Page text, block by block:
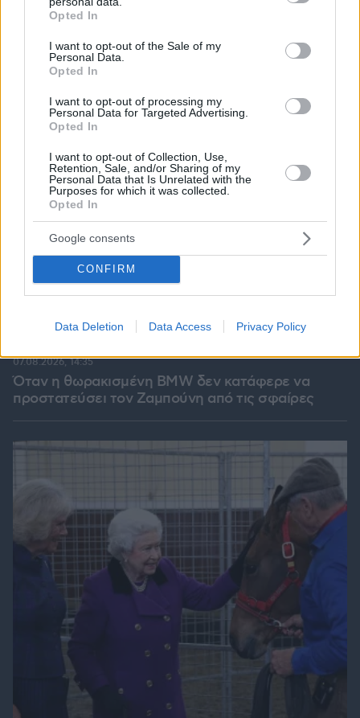
grant or deny consent to Google and its third-party tags to
use your data for below specified purposes in below Google
consent section.
Opted In
I want to opt-out of the Sale of my
Personal Data.
Opted In
I want to opt-out of processing my
Personal Data for Targeted Advertising.
Opted In
I want to opt-out of Collection, Use,
Retention, Sale, and/or Sharing of my
Personal Data that Is Unrelated with the
Purposes for which it was collected.
Opted In
Google consents
CONFIRM
Data Deletion Data Access Privacy Policy
Όταν η θωρακισμένη BMW δεν κατάφερε να
προστατεύσει τον Ζαμπούνη από τις σφαίρες
07.08.2026, 14:35